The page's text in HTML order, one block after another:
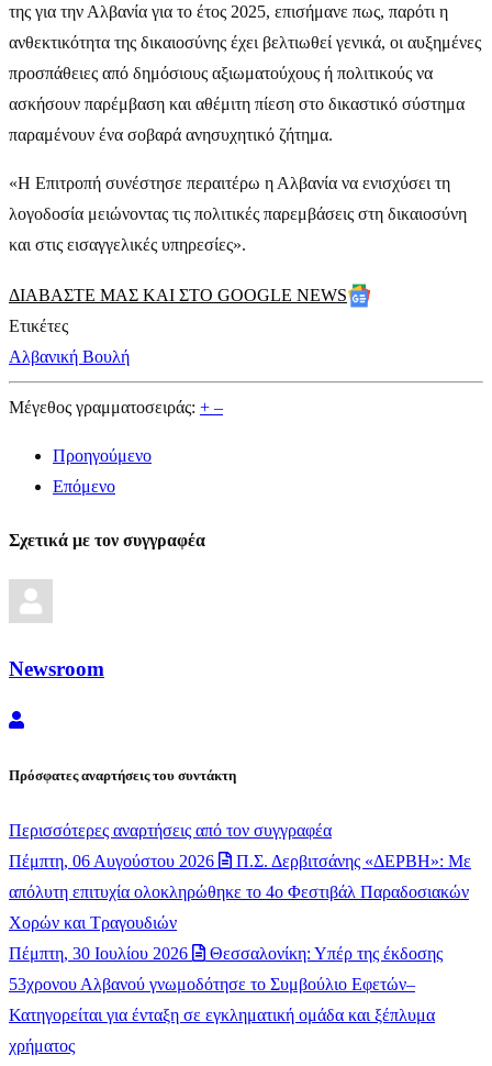
της για την Αλβανία για το έτος 2025, επισήμανε πως, παρότι η
ανθεκτικότητα της δικαιοσύνης έχει βελτιωθεί γενικά, οι αυξημένες
προσπάθειες από δημόσιους αξιωματούχους ή πολιτικούς να
ασκήσουν παρέμβαση και αθέμιτη πίεση στο δικαστικό σύστημα
παραμένουν ένα σοβαρά ανησυχητικό ζήτημα.
«Η Επιτροπή συνέστησε περαιτέρω η Αλβανία να ενισχύσει τη
λογοδοσία μειώνοντας τις πολιτικές παρεμβάσεις στη δικαιοσύνη
και στις εισαγγελικές υπηρεσίες».
ΔΙΑΒΑΣΤΕ ΜΑΣ ΚΑΙ ΣΤΟ GOOGLE NEWS
Ετικέτες
Αλβανική Βουλή
Μέγεθος γραμματοσειράς: + –
Προηγούμενο
Επόμενο
Σχετικά με τον συγγραφέα
Newsroom
Newsroom
Πρόσφατες αναρτήσεις του συντάκτη
Περισσότερες αναρτήσεις από τον συγγραφέα
Πέμπτη, 06 Αυγούστου 2026
Π.Σ. Δερβιτσάνης «ΔΕΡΒΗ»: Με
απόλυτη επιτυχία ολοκληρώθηκε το 4ο Φεστιβάλ Παραδοσιακών
Χορών και Τραγουδιών
Πέμπτη, 30 Ιουλίου 2026
Θεσσαλονίκη: Υπέρ της έκδοσης
53χρονου Αλβανού γνωμοδότησε το Συμβούλιο Εφετών–
Κατηγορείται για ένταξη σε εγκληματική ομάδα και ξέπλυμα
χρήματος